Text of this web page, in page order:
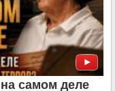
самом деле